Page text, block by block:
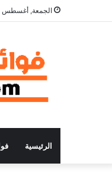
الجمعة, أغسطس 7 2026
الرئيسية